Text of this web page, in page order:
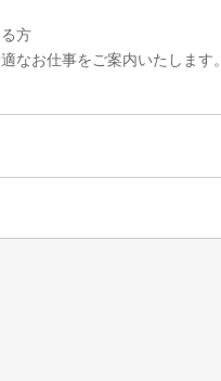
方
なお仕事をご案内いたします。